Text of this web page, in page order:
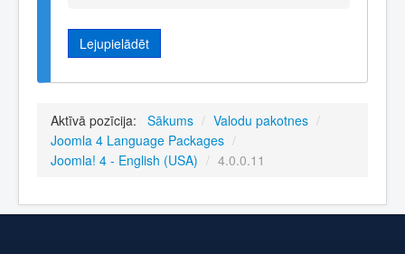
Lejupielādēt
Aktīvā pozīcija: Sākums / Valodu pakotnes /
Joomla 4 Language Packages /
Joomla! 4 - English (USA) / 4.0.0.11